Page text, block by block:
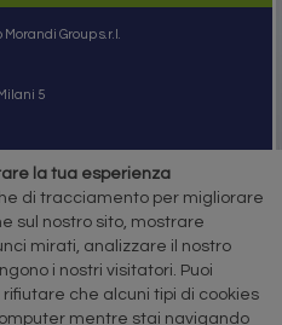
Group s.r.l.
5
SEGUICI SUI NOSTRI
la tua esperienza
di tracciamento per migliorare
sul nostro sito, mostrare
mirati, analizzare il nostro
i nostri visitatori. Puoi
che alcuni tipi di cookies
mentre stai navigando